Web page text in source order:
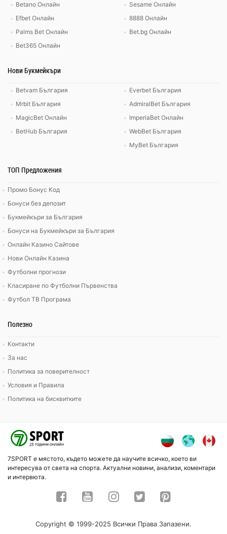
Betano Онлайн
Efbet Онлайн
Palms Bet Онлайн
Bet365 Онлайн
Sesame Онлайн
8888 Онлайн
Bet.bg Онлайн
Нови Букмейкъри
Betvam България
Mrbit България
MagicBet Онлайн
BetHub България
Everbet България
AdmiralBet България
ImperiaBet Онлайн
WebBet България
MyBet България
ТОП Предложения
Промо Бонус Код
Бонуси без депозит
Букмейкъри за България
Бонуси на Букмейкъри за България
Онлайн Казино Сайтове
Нови Онлайн Казина
Футболни прогнози
Класиране по Футболни Първенства
Футбол ТВ Програма
Полезно
Контакти
За нас
Политика за поверителност
Условия и Правила
Политика на бисквитките
7SPORT е мястото, където можете да научите всичко, което ви
интересува от света на спорта. Актуални новини, анализи, коментари
и интервюта.
Copyright © 1999-2025 Всички Права Запазени.